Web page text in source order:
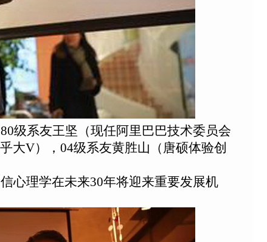
级系友王坚（现任阿里巴巴技术委员会
大V），04级系友黄胜山（唐硕体验创
心理学在未来30年将迎来重要发展机